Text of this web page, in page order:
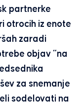
partnerke
otrocih iz enote
zaradi
objav “na
za snemanje
sodelovati na